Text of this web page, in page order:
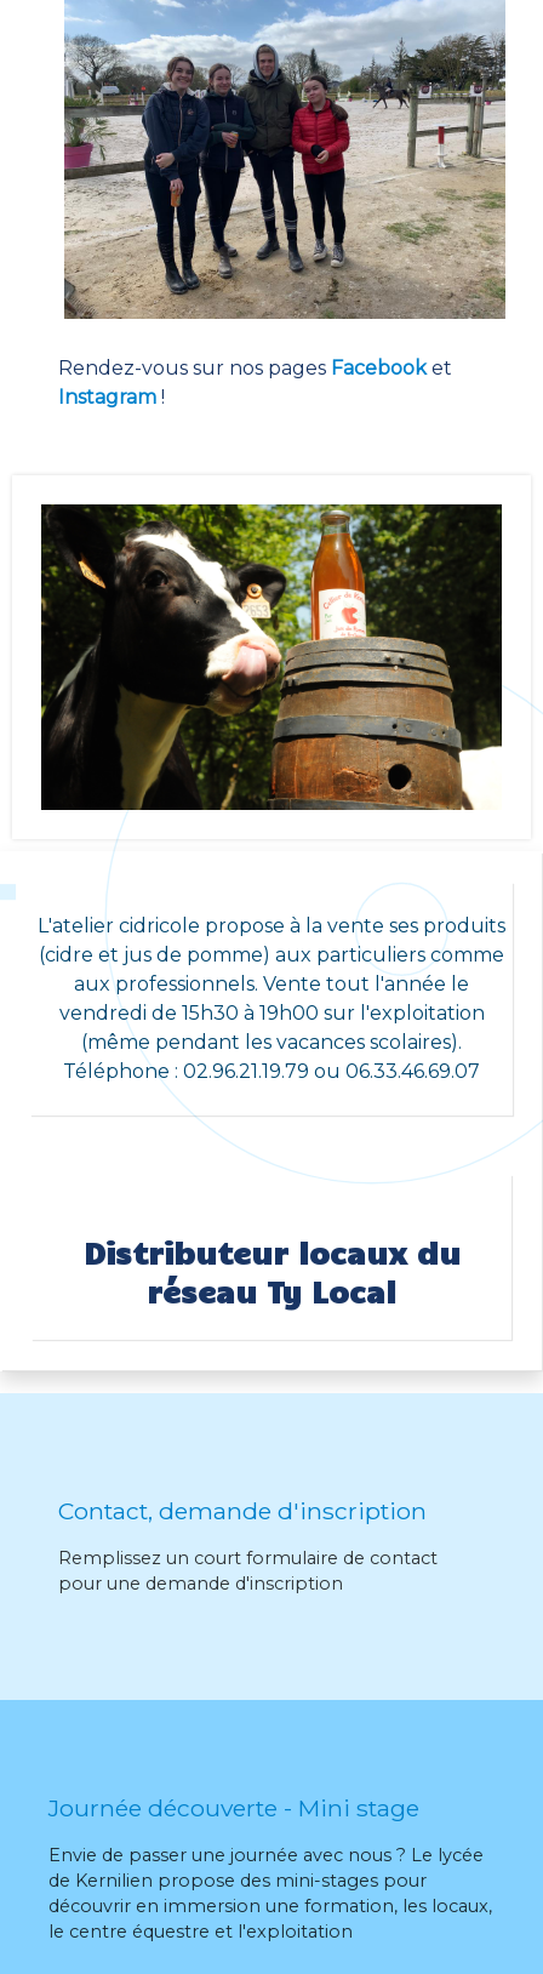
Rendez-vous sur nos pages Facebooket
Instagram !
L'atelier cidricole propose à la vente ses produits
(cidre et jus de pomme) aux particuliers comme
aux professionnels. Vente tout l'année le
vendredi de 15h30 à 19h00 sur l'exploitation
(même pendant les vacances scolaires).
Téléphone : 02.96.21.19.79 ou 06.33.46.69.07
Distributeur locaux du
réseau Ty Local
Contact, demande d'inscription
Remplissez un court formulaire de contact
pour une demande d'inscription
Journée découverte - Mini stage
Envie de passer une journée avec nous ? Le lycée
de Kernilien propose des mini-stages pour
découvrir en immersion une formation, les locaux,
le centre équestre et l'exploitation